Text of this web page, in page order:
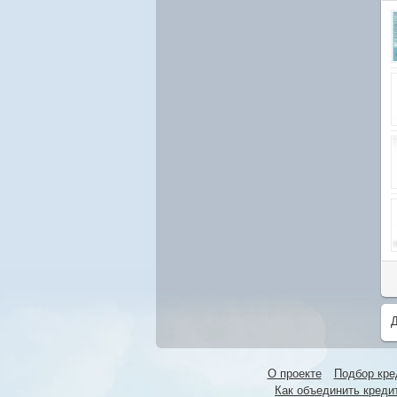
О проекте
Подбор
Как объединить